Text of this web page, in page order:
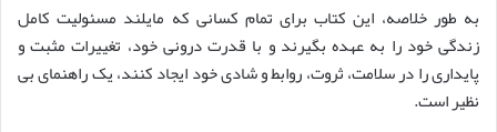
به طور خلاصه، این کتاب برای تمام کسانی که مایلند مسئولیت کامل
زندگی خود را به عهده بگیرند و با قدرت درونی خود، تغییرات مثبت و
پایداری را در سلامت، ثروت، روابط و شادی خود ایجاد کنند، یک راهنمای بی
نظیر است.